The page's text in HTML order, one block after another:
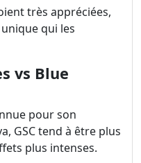
très appréciées,
qui les
vs Blue
pour son
GSC tend à être plus
plus intenses.